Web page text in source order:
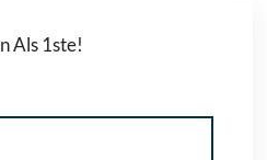
Als 1ste!